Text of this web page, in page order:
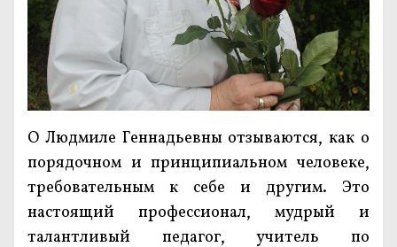
О Людмиле Геннадьевны отзываются, как о
порядочном и принципиальном человеке,
требовательным к себе и другим. Это
настоящий профессионал, мудрый и
талантливый педагог, учитель по